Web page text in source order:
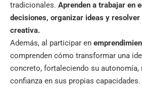
tradicionales. Aprenden a trabajar en
decisiones, organizar ideas y
creativa.
Además, al participar en
comprenden cómo transformar una
concreto, fortaleciendo su autonomía,
confianza en sus propias capacidades.